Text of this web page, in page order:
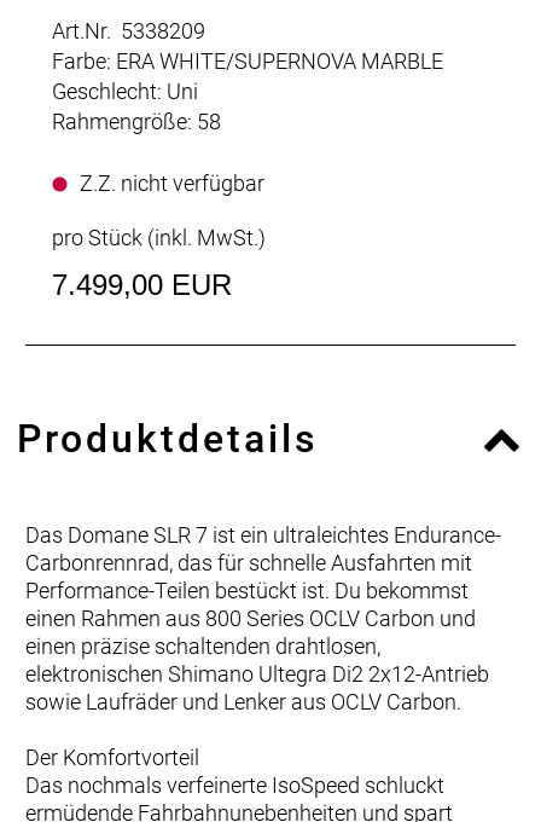
Art.Nr. 5338209
Farbe: ERA WHITE/SUPERNOVA MARBLE
Geschlecht: Uni
Rahmengröße: 58
Z.Z. nicht verfügbar
pro Stück (inkl. MwSt.)
7.499,00 EUR
Produktdetails
Das Domane SLR 7 ist ein ultraleichtes Endurance-
Carbonrennrad, das für schnelle Ausfahrten mit
Performance-Teilen bestückt ist. Du bekommst
einen Rahmen aus 800 Series OCLV Carbon und
einen präzise schaltenden drahtlosen,
elektronischen Shimano Ultegra Di2 2x12-Antrieb
sowie Laufräder und Lenker aus OCLV Carbon.
Der Komfortvorteil
Das nochmals verfeinerte IsoSpeed schluckt
ermüdende Fahrbahnunebenheiten und spart